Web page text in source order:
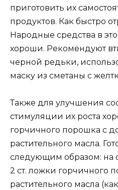
приготовить их
продуктов. Как быстро
Народные средства в
хороши. Рекомендуют
черной редьки,
маску из сметаны с
Также для улучшения
стимуляции их роста
горчичного порошка с
растительного масла.
следующим образом: на
2 ст. ложки горчичного
растительного масла